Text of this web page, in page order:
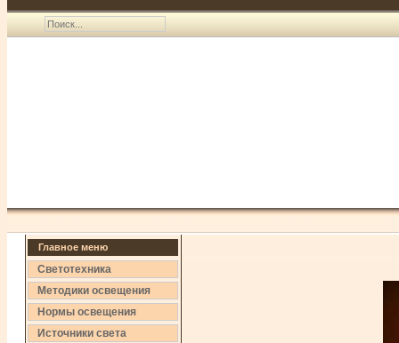
Главное меню
Светотехника
Методики освещения
Нормы освещения
Источники света